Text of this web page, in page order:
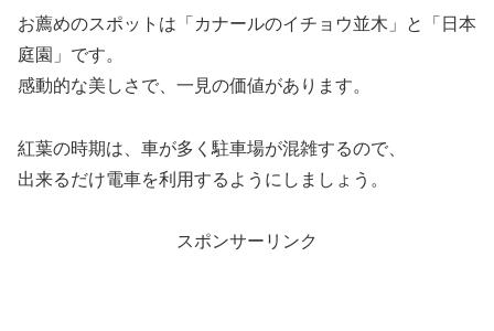
お薦めのスポットは「カナールのイチョウ並木」と「日本
庭園」です。
感動的な美しさで、一見の価値があります。
紅葉の時期は、車が多く駐車場が混雑するので、
出来るだけ電車を利用するようにしましょう。
スポンサーリンク